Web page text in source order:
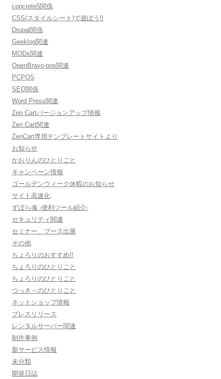
concrete5関係
CSS(スタイルシート)で遊ぼう!!
Drupal関係
Geeklog関連
MODx関連
OpenBravo-pos関連
PCPOS
SEO関係
Word Press関連
Zen Cartバージョンアップ情報
Zen Cart関連
ZenCart専用テンプレートサイトより
お知らせ
かおりんのひとりごと
キャンペーン情報
ゴールデンウィーク休暇のお知らせ
サイト高速化
ずぼら魂 -便利ツール紹介-
セキュリティ関連
セミナー、ブース出展
その他
ちょろりのおすすめ!!
ちょろりのひとりごと
ちょろりのひとりごと
つっき～のひとりごと
ネットショップ情報
プレスリリース
レンタルサーバー関連
制作事例
新サービス情報
未分類
開発日誌